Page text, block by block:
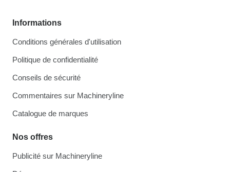
Informations
Conditions générales d'utilisation
Politique de confidentialité
Conseils de sécurité
Commentaires sur Machineryline
Catalogue de marques
Nos offres
Publicité sur Machineryline